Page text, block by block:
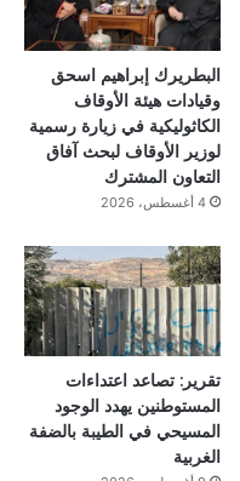
البطريرك إبراهيم اسحق
وقيادات هيئة الأوقاف
الكاثوليكية في زيارة رسمية
لوزير الأوقاف لبحث آفاق
التعاون المشترك
4 أغسطس، 2026
تقرير: تصاعد اعتداءات
المستوطنين يهدد الوجود
المسيحي في الطيبة بالضفة
الغربية